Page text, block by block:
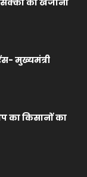
मुख्यमंत्री
का किसानों का